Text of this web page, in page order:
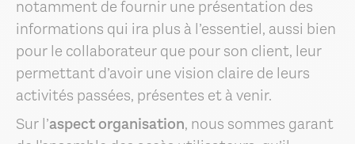
notamment de fournir une présentation des
informations qui ira plus à l’essentiel, aussi bien
pour le collaborateur que pour son client, leur
permettant d’avoir une vision claire de leurs
activités passées, présentes et à venir.
Sur l’aspect organisation, nous sommes garant